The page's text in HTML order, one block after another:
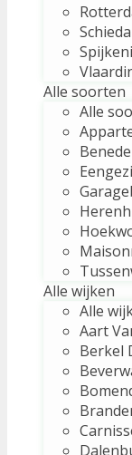
Alle soorten
Alle
Alle wijken
Alle
Aart
Berkel